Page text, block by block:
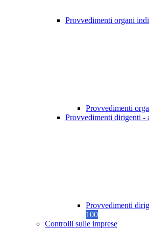
Provvedimenti organi
Provvedimenti
Provvedimenti dirigenti -
Provvedimenti
100
Controlli sulle imprese